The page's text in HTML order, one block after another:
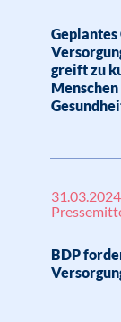
Geplantes
greift zu
31.03.2024
BDP